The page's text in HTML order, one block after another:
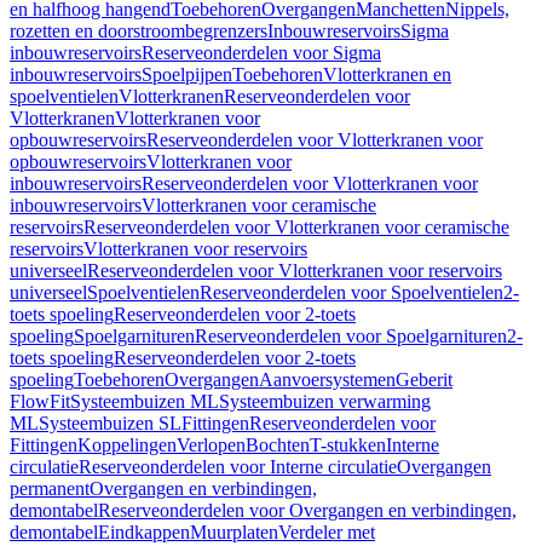
en halfhoog hangendToebehorenOvergangenManchettenNippels,
rozetten en doorstroombegrenzersInbouwreservoirsSigma
inbouwreservoirsReserveonderdelen voor Sigma
inbouwreservoirsSpoelpijpenToebehorenVlotterkranen en
spoelventielenVlotterkranenReserveonderdelen voor
VlotterkranenVlotterkranen voor
opbouwreservoirsReserveonderdelen voor Vlotterkranen voor
opbouwreservoirsVlotterkranen voor
inbouwreservoirsReserveonderdelen voor Vlotterkranen voor
inbouwreservoirsVlotterkranen voor ceramische
reservoirsReserveonderdelen voor Vlotterkranen voor ceramische
reservoirsVlotterkranen voor reservoirs
universeelReserveonderdelen voor Vlotterkranen voor reservoirs
universeelSpoelventielenReserveonderdelen voor Spoelventielen2-
toets spoelingReserveonderdelen voor 2-toets
spoelingSpoelgarniturenReserveonderdelen voor Spoelgarnituren2-
toets spoelingReserveonderdelen voor 2-toets
spoelingToebehorenOvergangenAanvoersystemenGeberit
FlowFitSysteembuizen MLSysteembuizen verwarming
MLSysteembuizen SLFittingenReserveonderdelen voor
FittingenKoppelingenVerlopenBochtenT-stukkenInterne
circulatieReserveonderdelen voor Interne circulatieOvergangen
permanentOvergangen en verbindingen,
demontabelReserveonderdelen voor Overgangen en verbindingen,
demontabelEindkappenMuurplatenVerdeler met